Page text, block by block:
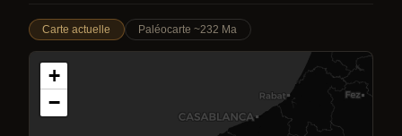
Carte actuelle Paléocarte ~232 Ma
+
−